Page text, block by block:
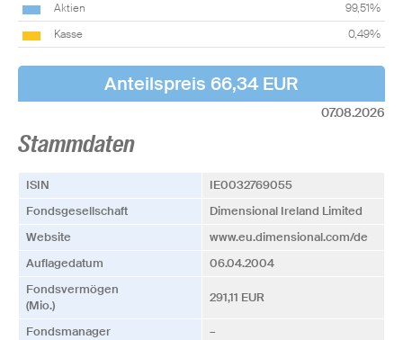
Aktien
99,51%
Kasse
0,49%
Anteilspreis 66,34 EUR
07.08.2026
Stammdaten
ISIN
IE0032769055
Fonds­­gesellschaft
Dimensional Ireland Limited
Website
www.eu.dimensional.com/de
Auflagedatum
06.04.2004
Fonds­vermögen
(Mio.)
291,11 EUR
Fonds­manager
–